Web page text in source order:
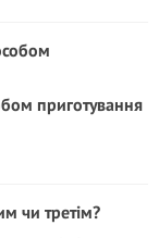
приготування